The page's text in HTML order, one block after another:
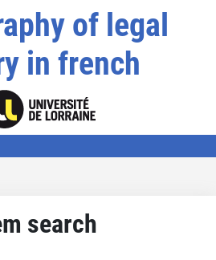
of legal
in french
search